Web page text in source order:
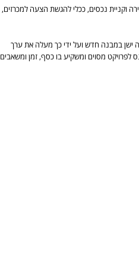
וקניית נכסים, ככלי להגשת הצעה למכרזים,
ישן במבנה חדש ועל ידי כך מעלה את ערך
לפרויקט מסוים ומשקיע בו כסף, זמן ומשאבים